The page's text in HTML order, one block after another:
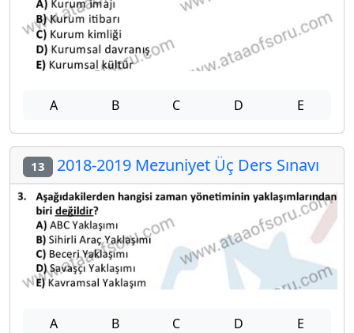
A B C D E
13 2018-2019 Mezuniyet Üç Ders Sınavı
A B C D E